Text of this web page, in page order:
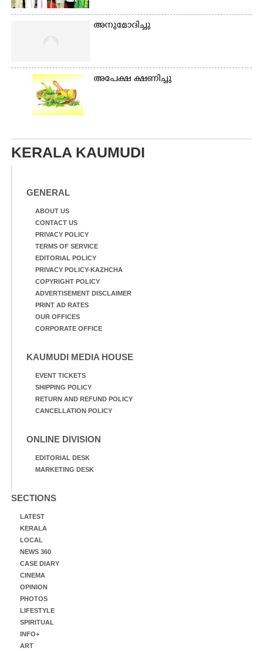
അനുമോദിച്ചു
അപേക്ഷ ക്ഷണിച്ചു
KERALA KAUMUDI
GENERAL
ABOUT US
CONTACT US
PRIVACY POLICY
TERMS OF SERVICE
EDITORIAL POLICY
PRIVACY POLICY-KAZHCHA
COPYRIGHT POLICY
ADVERTISEMENT DISCLAIMER
PRINT AD RATES
OUR OFFICES
CORPORATE OFFICE
KAUMUDI MEDIA HOUSE
EVENT TICKETS
SHIPPING POLICY
RETURN AND REFUND POLICY
CANCELLATION POLICY
ONLINE DIVISION
EDITORIAL DESK
MARKETING DESK
SECTIONS
LATEST
KERALA
LOCAL
NEWS 360
CASE DIARY
CINEMA
OPINION
PHOTOS
LIFESTYLE
SPIRITUAL
INFO+
ART